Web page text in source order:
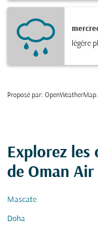
légère
Proposé par:
Explorez les
de Oman Air
Mascate
Doha